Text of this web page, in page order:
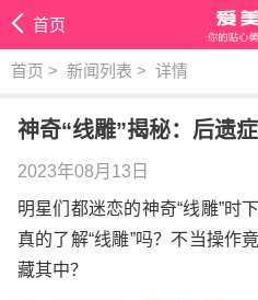
首页
首页 > 新闻列表 > 详情
神奇“线雕”揭秘：后遗
2023年08月13日
明星们都迷恋的神奇“线雕”时
真的了解“线雕”吗？不当操作
藏其中？